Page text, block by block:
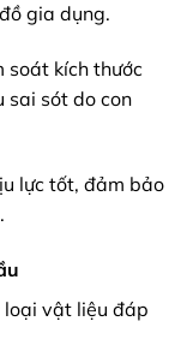
gia dụng.
soát kích thước
sai sót do con
lực tốt, đảm bảo
loại vật liệu đáp